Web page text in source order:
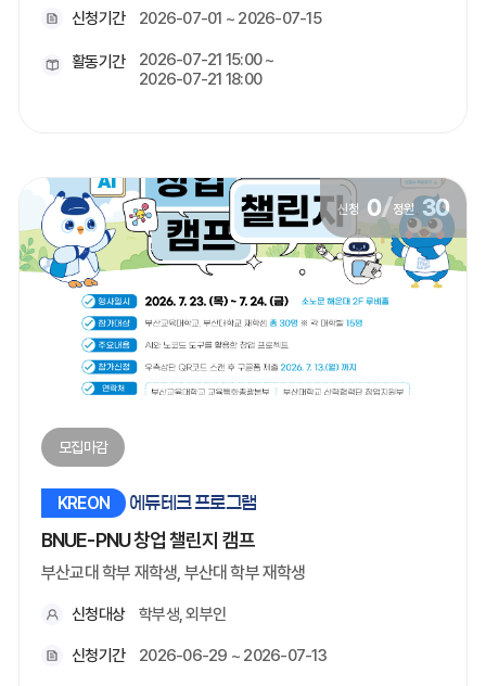
신청기간 2026-07-01 ~ 2026-07-15
활동기간
2026-07-21 15:00 ~
2026-07-21 18:00
신청 0/정원 30
모집마감
KREON 에듀테크 프로그램
BNUE-PNU 창업 챌린지 캠프
부산교대 학부 재학생, 부산대 학부 재학생
신청대상 학부생, 외부인
신청기간 2026-06-29 ~ 2026-07-13